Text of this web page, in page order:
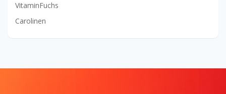
VitaminFuchs
Carolinen